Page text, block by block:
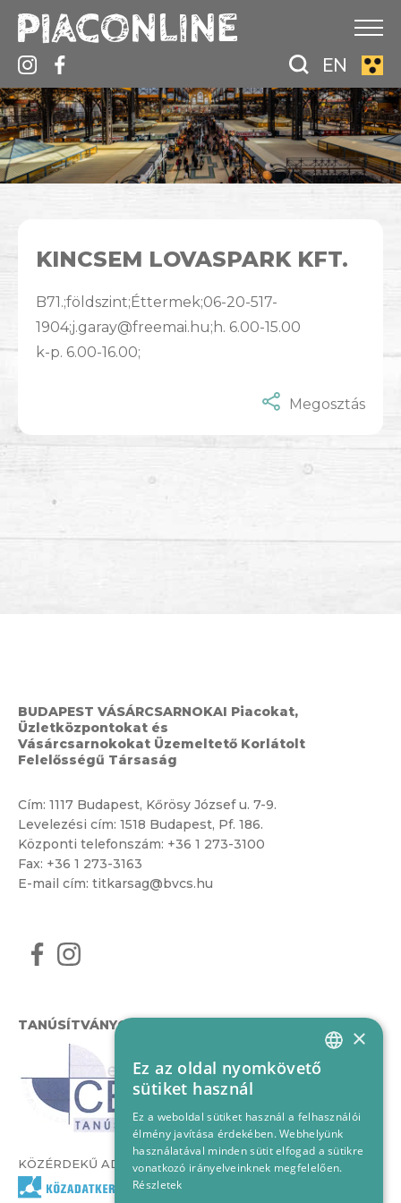
EN
KINCSEM LOVASPARK KFT.
B71.;földszint;Éttermek;06-20-517-
1904;j.garay@freemai.hu;h. 6.00-15.00
k-p. 6.00-16.00;
Megosztás
BUDAPEST VÁSÁRCSARNOKAI Piacokat,
Üzletközpontokat és
Vásárcsarnokokat Üzemeltető Korlátolt
Felelősségű Társaság
Cím: 1117 Budapest, Kőrösy József u. 7-9.
Levelezési cím: 1518 Budapest, Pf. 186.
Központi telefonszám: +36 1 273-3100
Fax: +36 1 273-3163
E-mail cím: titkarsag@bvcs.hu
TANÚSÍTVÁNYOK
KÖZÉRDEKŰ ADATOK
HUNGARIAN
×
Ez az oldal nyomkövető
sütiket használ
Ez a weboldal sütiket használ a felhasználói
élmény javítása érdekében. Webhelyünk
használatával minden sütit elfogad a sütikre
vonatkozó irányelveinknek megfelelően.
Részletek